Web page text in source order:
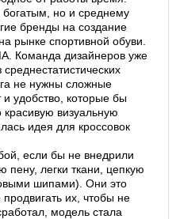
богатым, но и среднему
бренды на создание
рынке спортивной обуви.
Команда дизайнеров уже
не нужны сложные
удобство, которые бы
визуальную
идея для кроссовок
если бы не внедрили
пену, легки ткани, цепкую
шипами). Они это
их, чтобы не
модель стала